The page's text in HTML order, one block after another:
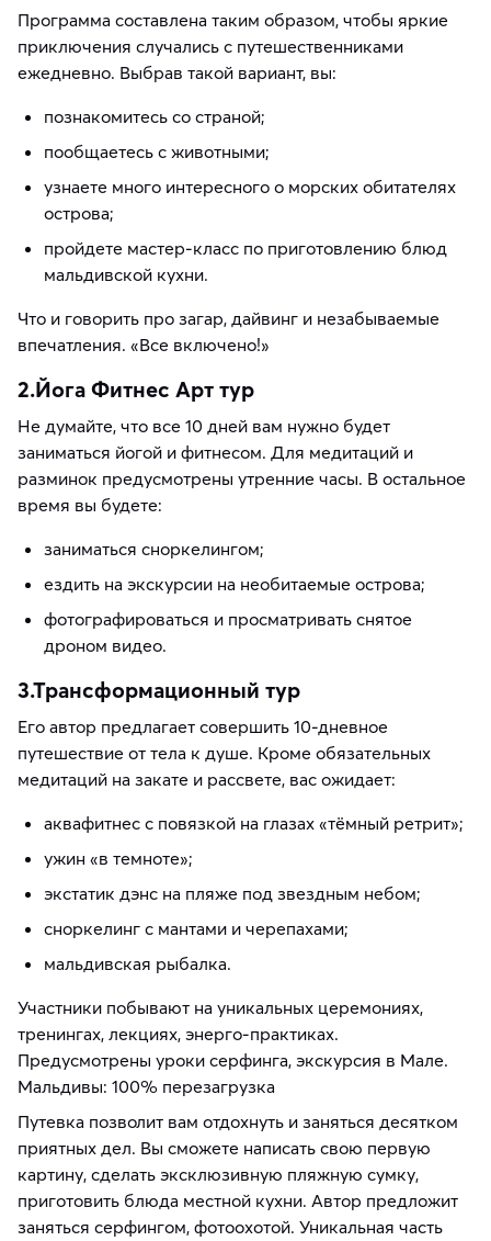
Программа составлена таким образом, чтобы яркие
приключения случались с путешественниками
ежедневно. Выбрав такой вариант, вы:
познакомитесь со страной;
пообщаетесь с животными;
узнаете много интересного о морских обитателях
острова;
пройдете мастер-класс по приготовлению блюд
мальдивской кухни.
Что и говорить про загар, дайвинг и незабываемые
впечатления. «Все включено!»
2.Йога Фитнес Арт тур
Не думайте, что все 10 дней вам нужно будет
заниматься йогой и фитнесом. Для медитаций и
разминок предусмотрены утренние часы. В остальное
время вы будете:
заниматься сноркелингом;
ездить на экскурсии на необитаемые острова;
фотографироваться и просматривать снятое
дроном видео.
3.Трансформационный тур
Его автор предлагает совершить 10-дневное
путешествие от тела к душе. Кроме обязательных
медитаций на закате и рассвете, вас ожидает:
аквафитнес с повязкой на глазах «тёмный ретрит»;
ужин «в темноте»;
экстатик дэнс на пляже под звездным небом;
сноркелинг с мантами и черепахами;
мальдивская рыбалка.
Участники побывают на уникальных церемониях,
тренингах, лекциях, энерго-практиках.
Предусмотрены уроки серфинга, экскурсия в Мале.
Мальдивы: 100% перезагрузка
Путевка позволит вам отдохнуть и заняться десятком
приятных дел. Вы сможете написать свою первую
картину, сделать эксклюзивную пляжную сумку,
приготовить блюда местной кухни. Автор предложит
заняться серфингом, фотоохотой. Уникальная часть